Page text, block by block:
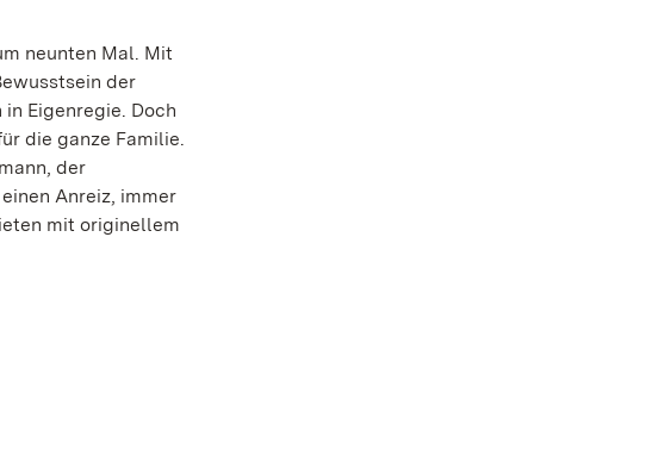
neunten Mal. Mit
der
Eigenregie. Doch
die ganze Familie.
der
Anreiz, immer
mit originellem